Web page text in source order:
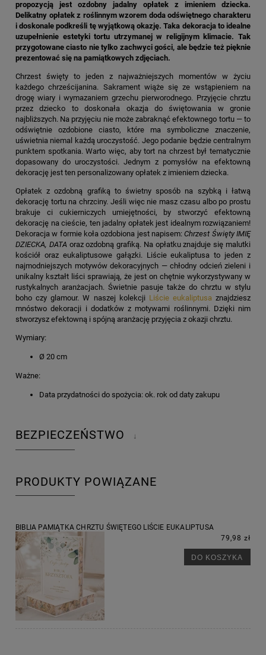
propozycją jest ozdobny jadalny opłatek z imieniem dziecka.
Delikatny opłatek z roślinnym wzorem doda odświętnego charakteru
i doskonale podkreśli tę wyjątkową okazję. Taka dekoracja to idealne
uzupełnienie estetyki tortu utrzymanej w religijnym klimacie. Tak
przygotowane ciasto nie tylko zachwyci gości, ale będzie też pięknie
prezentować się na pamiątkowych zdjęciach.
Chrzest święty to jeden z najważniejszych momentów w życiu
każdego chrześcijanina. Sakrament wiąże się ze wstąpieniem na
drogę wiary i wymazaniem grzechu pierworodnego. Przyjęcie chrztu
przez dziecko to doskonała okazja do świętowania w gronie
najbliższych. Na przyjęciu nie może zabraknąć efektownego tortu — to
odświętnie ozdobione ciasto, które ma symboliczne znaczenie,
uświetnia niemal każdą uroczystość. Jego podanie będzie centralnym
punktem spotkania. Warto więc, aby tort na chrzest był tematycznie
dopasowany do uroczystości. Jednym z pomysłów na efektowną
dekorację jest ten personalizowany opłatek z imieniem dziecka.
Opłatek z ozdobną grafiką to świetny sposób na szybką i łatwą
dekorację tortu na chrzciny. Jeśli więc nie masz czasu albo po prostu
brakuje ci cukierniczych umiejętności, by stworzyć efektowną
dekorację na cieście, ten jadalny opłatek jest idealnym rozwiązaniem!
Dekoracja w formie koła ozdobiona jest napisem:Chrzest Święty IMIĘ
DZIECKA, DATAoraz ozdobną grafiką. Na opłatku znajduje się malutki
kościół oraz eukaliptusowe gałązki. Liście eukaliptusa to jeden z
najmodniejszych motywów dekoracyjnych — chłodny odcień zieleni i
unikalny kształt liści sprawiają, że jest on chętnie wykorzystywany w
rustykalnych aranżacjach. Świetnie pasuje także do chrztu w stylu
boho czy glamour. W naszej kolekcji Liście eukaliptusaznajdziesz
mnóstwo dekoracji i dodatków z motywami roślinnymi. Dzięki nim
stworzysz efektowną i spójną aranżację przyjęcia z okazji chrztu.
Wymiary:
Ø 20 cm
Ważne:
Data przydatności do spożycia: ok. rok od daty zakupu
BEZPIECZEŃSTWO ↓
PRODUKTY POWIĄZANE
BIBLIA PAMIĄTKA CHRZTU ŚWIĘTEGO LIŚCIE EUKALIPTUSA
79,98 zł
DO KOSZYKA